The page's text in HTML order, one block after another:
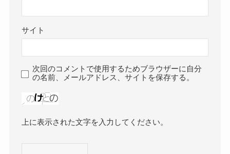
サイト
次回のコメントで使用するためブラウザーに自分
の名前、メールアドレス、サイトを保存する。
上に表示された文字を入力してください。